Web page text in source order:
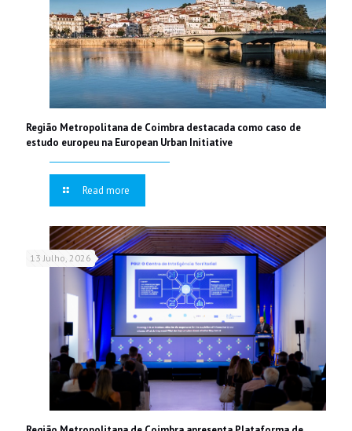
Região Metropolitana de Coimbra destacada como caso de
estudo europeu na European Urban Initiative
Read more
13 Julho, 2026